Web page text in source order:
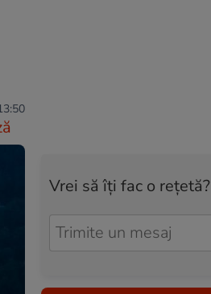
Vrei să îți fac o rețetă?